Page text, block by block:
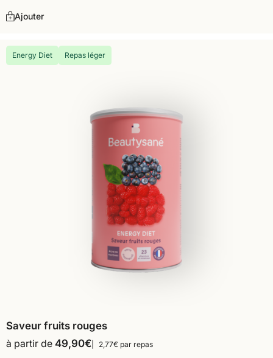
Ajouter
Energy Diet Repas léger
Saveur fruits rouges
à partir de 49,90€ 2,77€ par repas